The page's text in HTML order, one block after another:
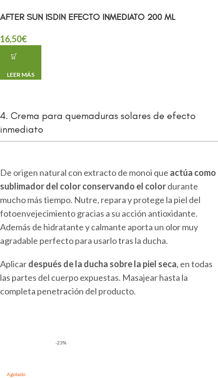
AFTER SUN ISDIN EFECTO INMEDIATO 200 ML
16,50€
LEER MÁS
4. Crema para quemaduras solares de efecto
inmediato
De origen natural con extracto de monoi que actúa como
sublimador del color conservando el colordurante
mucho más tiempo. Nutre, repara y protege la piel del
fotoenvejecimiento gracias a su acción antioxidante.
Además de hidratante y calmante aporta un olor muy
agradable perfecto para usarlo tras la ducha.
Aplicardespués de la ducha sobre la piel seca, en todas
las partes del cuerpo expuestas. Masajear hasta la
completa penetración del producto.
-23%
Agotado